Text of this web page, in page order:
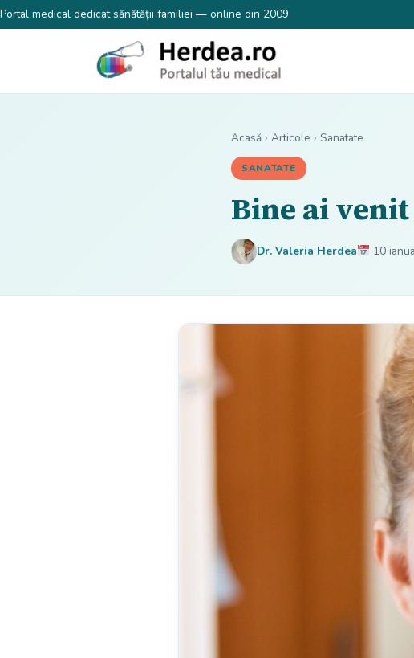
Portal medical dedicat sănătății familiei — online din 2009
Acasă › Articole › Sanatate
SANATATE
Bine ai venit
Dr. Valeria Herdea 10